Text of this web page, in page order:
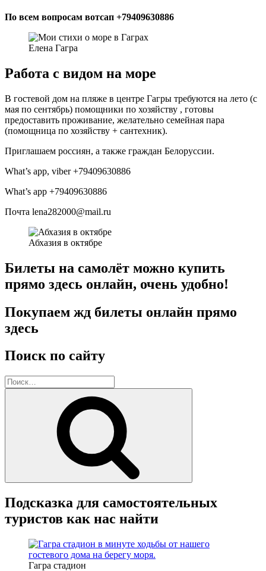
По всем вопросам вотсап +79409630886
Елена Гагра
Работа с видом на море
В гостевой дом на пляже в центре Гагры требуются на лето (с
мая по сентябрь) помощники по хозяйству , готовы
предоставить проживание, желательно семейная пара
(помощница по хозяйству + сантехник).
Приглашаем россиян, а также граждан Белоруссии.
What’s app, viber +79409630886
What’s app +79409630886
Почта lena282000@mail.ru
Абхазия в октябре
Билеты на самолёт можно купить
прямо здесь онлайн, очень удобно!
Покупаем жд билеты онлайн прямо
здесь
Поиск по сайту
Искать:
Подсказка для самостоятельных
туристов как нас найти
Гагра стадион